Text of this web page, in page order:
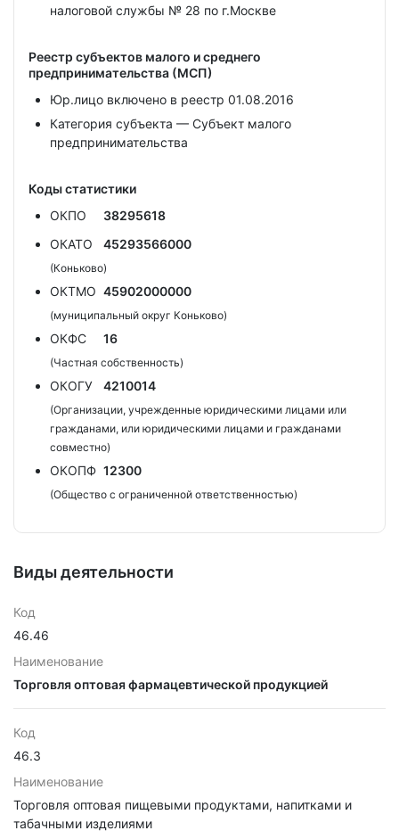
налоговой службы № 28 по г.Москве
Реестр субъектов малого и среднего
предпринимательства (МСП)
Юр.лицо включено в реестр 01.08.2016
Категория субъекта — Субъект малого
предпринимательства
Коды статистики
ОКПО
38295618
ОКАТО
45293566000
(Коньково)
ОКТМО 45902000000
(муниципальный округ Коньково)
ОКФС 16
(Частная собственность)
ОКОГУ 4210014
(Организации, учрежденные юридическими лицами или
гражданами, или юридическими лицами и гражданами
совместно)
ОКОПФ 12300
(Общество с ограниченной ответственностью)
Виды деятельности
Код
46.46
Наименование
Торговля оптовая фармацевтической продукцией
Код
46.3
Наименование
Торговля оптовая пищевыми продуктами, напитками и
табачными изделиями